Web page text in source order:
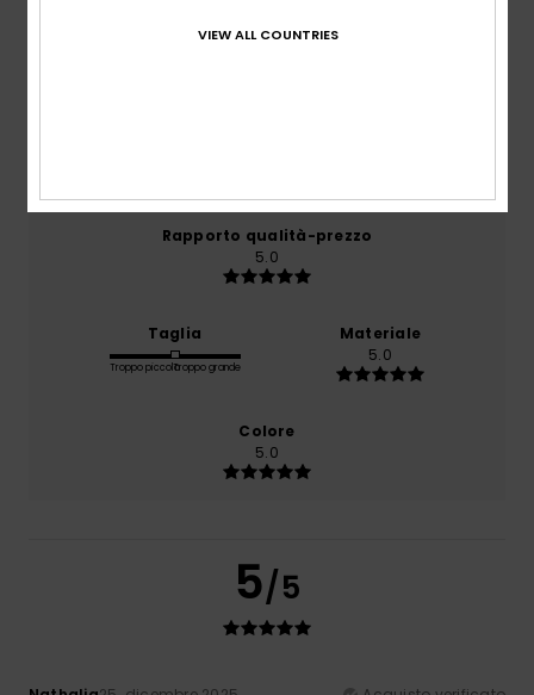
Rapporto qualità-prezzo
5.0
Taglia
Troppo piccoloTroppo grande
Materiale
5.0
Colore
5.0
5/5
VIEW ALL COUNTRIES